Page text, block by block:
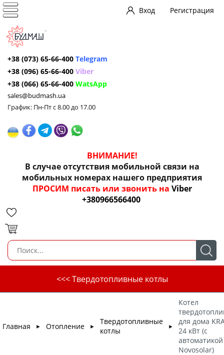
Вход Регистрация
+38 (073) 65-66-400 Telegram
+38 (096) 65-66-400 Viber
+38 (066) 65-66-400 WatsApp
sales@budmash.ua
График: Пн-Пт с 8.00 до 17.00
ВНИМАНИЕ!
В случае отсутствия мобильной связи на
мобильных номерах нашего предприятия
ПРОСИМ писать или звонить на Viber
+380966566400
<<< Твердотопливные котлы
Главная ► Отопление ►
Твердотопливные
котлы
►
Котел
для дома
24 кВт (с
автоматикой
Novosolar)